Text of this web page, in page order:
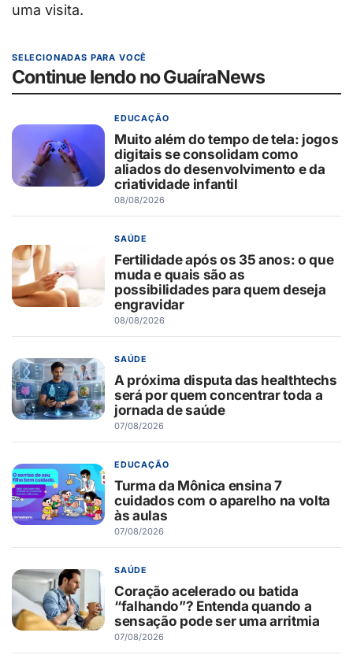
uma visita.
SELECIONADAS PARA VOCÊ
Continue lendo no GuaíraNews
EDUCAÇÃO
Muito além do tempo de tela: jogos
digitais se consolidam como
aliados do desenvolvimento e da
criatividade infantil
08/08/2026
SAÚDE
Fertilidade após os 35 anos: o que
muda e quais são as
possibilidades para quem deseja
engravidar
08/08/2026
SAÚDE
A próxima disputa das healthtechs
será por quem concentrar toda a
jornada de saúde
07/08/2026
EDUCAÇÃO
Turma da Mônica ensina 7
cuidados com o aparelho na volta
às aulas
07/08/2026
SAÚDE
Coração acelerado ou batida
“falhando”? Entenda quando a
sensação pode ser uma arritmia
07/08/2026